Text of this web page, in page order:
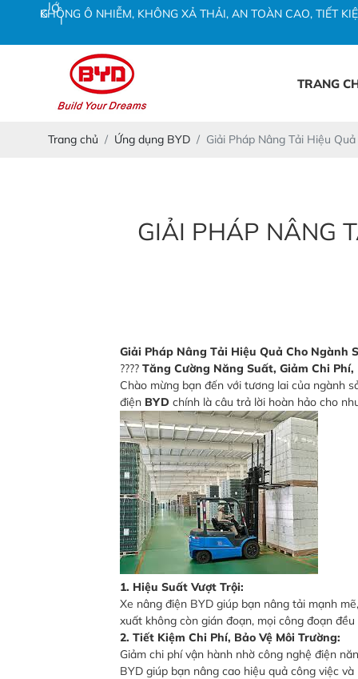
KHÔNG Ô NHIỄM, KHÔNG XẢ THẢI, AN TOÀN CAO, TIẾT KIỆ
TRANG
Trang chủ Ứng dụng BYD Giải Pháp Nâng Tải Hiệu
GIẢI PHÁP NÂNG
Giải Pháp Nâng Tải Hiệu Quả Cho Ngành
???? Tăng Cường Năng Suất, Giảm Chi Phí,
Chào mừng bạn đến với tương lai của ngành
điện BYD chính là câu trả lời hoàn hảo cho
1. Hiệu Suất Vượt Trội:
Xe nâng điện BYD giúp bạn nâng tải mạnh
xuất không còn gián đoạn, mọi công đoạn
2. Tiết Kiệm Chi Phí, Bảo Vệ Môi Trường:
Giảm chi phí vận hành nhờ công nghệ điện
BYD giúp bạn nâng cao hiệu quả công việc